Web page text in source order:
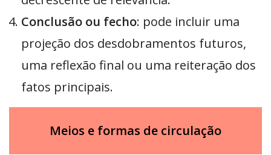
Conclusão ou fecho: pode incluir uma
projeção dos desdobramentos futuros,
uma reflexão final ou uma reiteração dos
fatos principais.
Meios e formas de circulação